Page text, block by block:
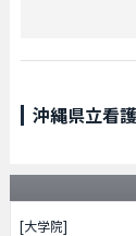
沖縄県立看
[大学院]